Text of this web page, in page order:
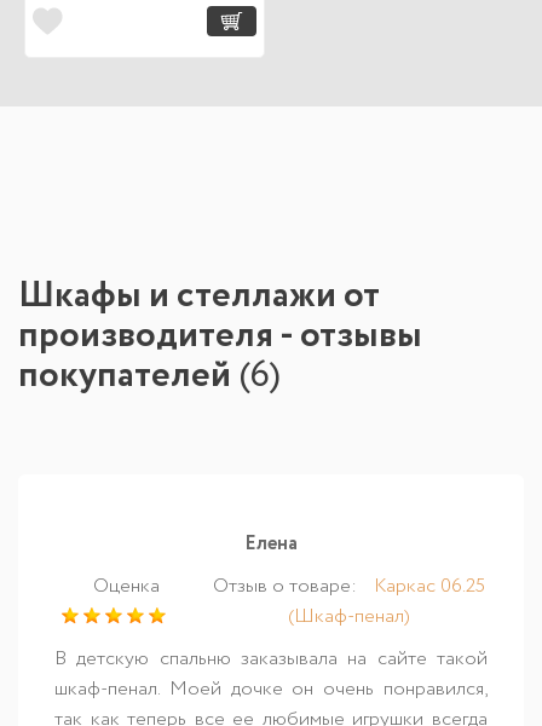
Шкафы и стеллажи от
производителя - отзывы
покупателей (6)
Елена
Оценка
Отзыв о товаре:
Каркас 06.25
(Шкаф-пенал)
В детскую спальню заказывала на сайте такой
шкаф-пенал. Моей дочке он очень понравился,
так как теперь все ее любимые игрушки всегда